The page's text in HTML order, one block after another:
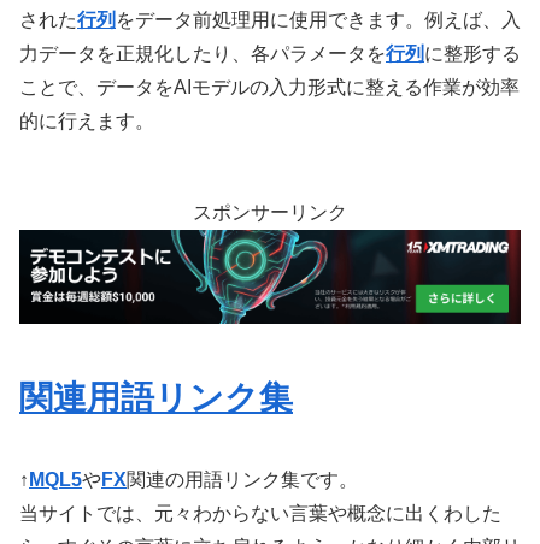
された行列 をデータ前処理用に使用できます。例えば、入
力データを正規化したり、各パラメータを行列 に整形する
ことで、データをAIモデルの入力形式に整える作業が効率
的に行えます。
スポンサーリンク
関連用語リンク集
↑ MQL5やFX関連の用語リンク集です。
当サイトでは、元々わからない言葉や概念に出くわした